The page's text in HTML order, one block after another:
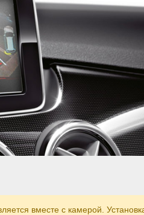
вместе с камерой.